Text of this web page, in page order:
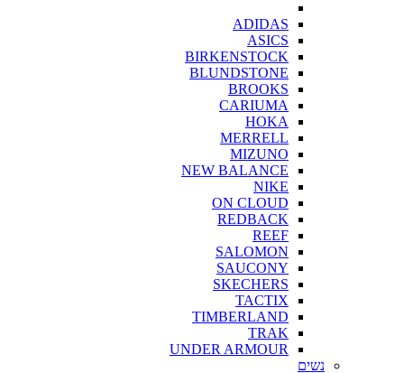
ADIDAS
ASICS
BIRKENSTOCK
BLUNDSTONE
BROOKS
CARIUMA
HOKA
MERRELL
MIZUNO
NEW BALANCE
NIKE
ON CLOUD
REDBACK
REEF
SALOMON
SAUCONY
SKECHERS
TACTIX
TIMBERLAND
TRAK
UNDER ARMOUR
נשים